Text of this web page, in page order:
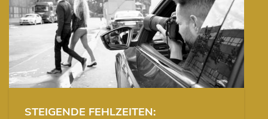
STEIGENDE FEHLZEITEN: